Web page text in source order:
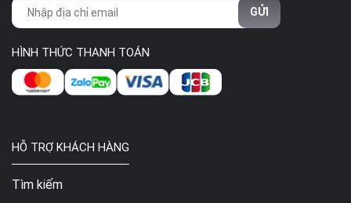
biến hiện nay
khác nhau.
GỬI
HÌNH THỨC THANH TOÁN
HỖ TRỢ KHÁCH HÀNG
Tìm kiếm